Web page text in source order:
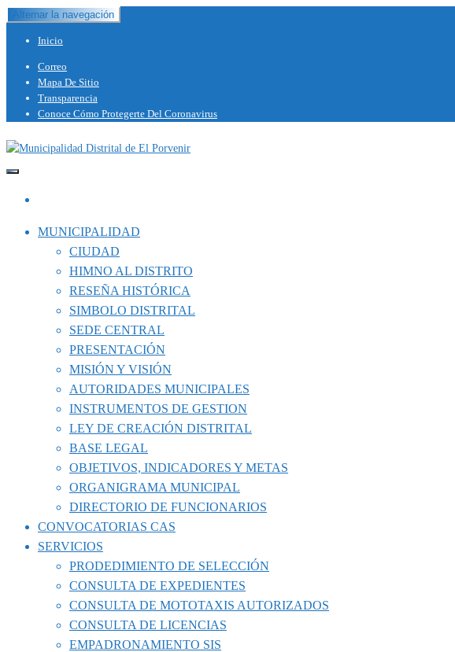
Saltar
contenido
Alternar la navegación
Inicio
Correo
Mapa De Sitio
Transparencia
Conoce Cómo Protegerte Del Coronavirus
Capital del Calzado Peruano
MUNICIPALIDAD
CIUDAD
HIMNO AL DISTRITO
RESEÑA HISTÓRICA
SIMBOLO DISTRITAL
SEDE CENTRAL
PRESENTACIÓN
MISIÓN Y VISIÓN
AUTORIDADES MUNICIPALES
INSTRUMENTOS DE GESTION
LEY DE CREACIÓN DISTRITAL
BASE LEGAL
OBJETIVOS, INDICADORES Y METAS
ORGANIGRAMA MUNICIPAL
DIRECTORIO DE FUNCIONARIOS
CONVOCATORIAS CAS
SERVICIOS
PRODEDIMIENTO DE SELECCIÓN
CONSULTA DE EXPEDIENTES
CONSULTA DE MOTOTAXIS AUTORIZADOS
CONSULTA DE LICENCIAS
EMPADRONAMIENTO SIS